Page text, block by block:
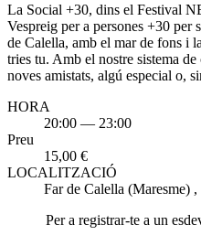
La Social +30, dins el Festival
Vespreig per a persones +30
de Calella, amb el mar de fons i
tries tu. Amb el nostre sistema
noves amistats, algú especial o,
HORA
20:00 — 23:00
Preu
15,00 €
LOCALITZACIÓ
Far de Calella (Maresme) ,
Per a registrar-te a un